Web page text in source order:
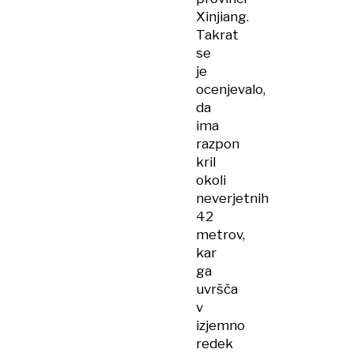
Xinjiang.
Takrat
se
je
ocenjevalo,
da
ima
razpon
kril
okoli
neverjetnih
42
metrov,
kar
ga
uvršča
v
izjemno
redek